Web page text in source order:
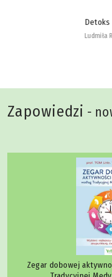
Detoks
Ludmiła
Zapowiedzi -
Zegar dobowej